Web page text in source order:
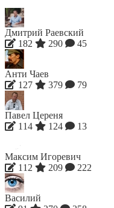
Дмитрий Раевский
182
290 45
Анти Чаев
127
379 79
Павел Цереня
114
124 13
Максим Игоревич
112
209 222
Василий